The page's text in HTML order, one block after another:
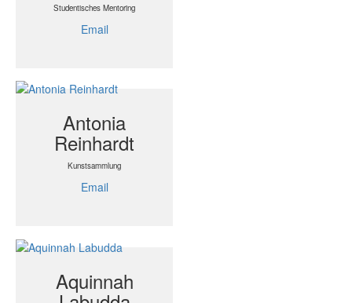
Studentisches Mentoring
Email
Antonia
Reinhardt
Kunstsammlung
Email
Aquinnah